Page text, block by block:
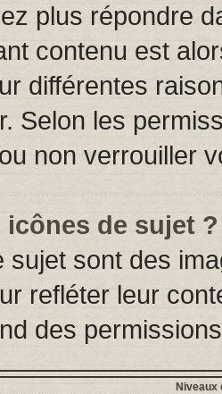
plus répondre
contenu est
différentes
Selon les
non verrouiller
de sujet ?
sujet sont des
refléter leur
des
Niveaux